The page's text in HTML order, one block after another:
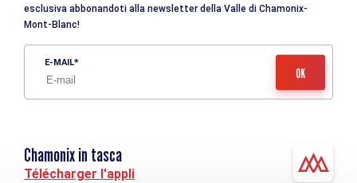
esclusiva abbonandoti alla newsletter della Valle di Chamonix-
Mont-Blanc!
E-MAIL
Chamonix in tasca
Télécharger l'appli